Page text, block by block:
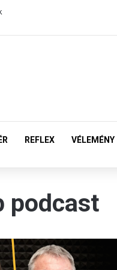
REFLEX VÉLEMÉNY
podcast